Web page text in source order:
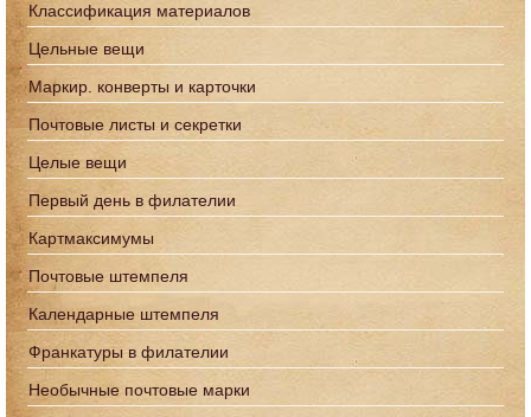
Классификация материалов
Цельные вещи
Маркир. конверты и карточки
Почтовые листы и секретки
Целые вещи
Первый день в филателии
Картмаксимумы
Почтовые штемпеля
Календарные штемпеля
Франкатуры в филателии
Необычные почтовые марки